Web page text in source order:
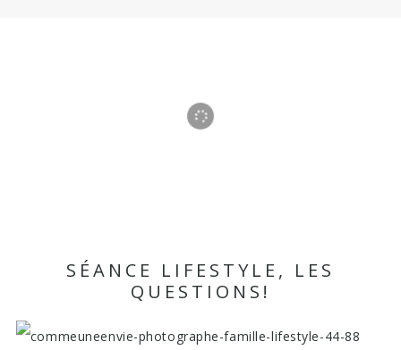
SÉANCE LIFESTYLE, LES
QUESTIONS!